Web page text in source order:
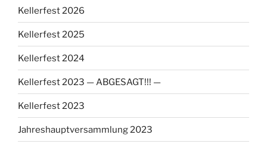
Kellerfest 2026
Kellerfest 2025
Kellerfest 2024
Kellerfest 2023 — ABGESAGT!!! —
Kellerfest 2023
Jahreshauptversammlung 2023